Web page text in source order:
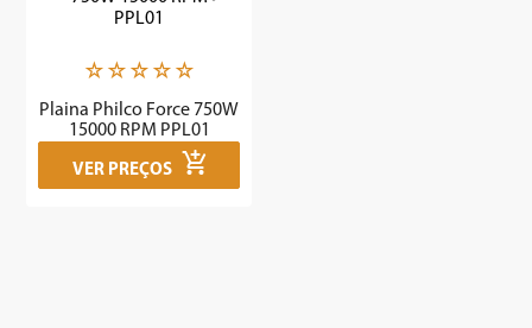
☆ ☆ ☆ ☆ ☆
Plaina Philco Force 750W
15000 RPM PPL01
VER PREÇOS
cafeteira
forno